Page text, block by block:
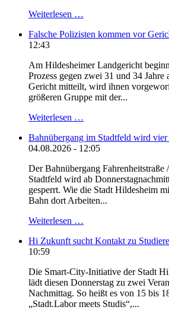
Weiterlesen …
Falsche Polizisten kommen vor
12:43
Am Hildesheimer Landgericht
Prozess gegen zwei 31 und 34 Jahre
Gericht mitteilt, wird ihnen
größeren Gruppe mit der...
Weiterlesen …
Bahnübergang im Stadtfeld wird vier
04.08.2026 - 12:05
Der Bahnübergang Fahrenheitstraße
Stadtfeld wird ab
gesperrt. Wie die Stadt Hildesheim
Bahn dort Arbeiten...
Weiterlesen …
Hi Zukunft sucht Kontakt zu
10:59
Die Smart-City-Initiative der Stadt
lädt diesen Donnerstag zu zwei
Nachmittag. So heißt es von 15 bis
„Stadt.Labor meets Studis“,...